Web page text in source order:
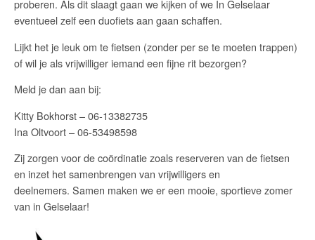
proberen. Als dit slaagt gaan we kijken of we In Gelselaar
eventueel zelf een duofiets aan gaan schaffen.
Lijkt het je leuk om te fietsen (zonder per se te moeten trappen)
of wil je als vrijwilliger iemand een fijne rit bezorgen?
Meld je dan aan bij:
Kitty Bokhorst – 06‑13382735
Ina Oltvoort – 06‑53498598
Zij zorgen voor de coördinatie zoals reserveren van de fietsen
en inzet het samenbrengen van vrijwilligers en
deelnemers. Samen maken we er een mooie, sportieve zomer
van in Gelselaar!